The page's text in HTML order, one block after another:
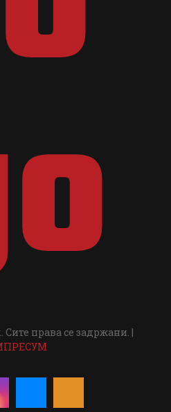
права се задржани. |